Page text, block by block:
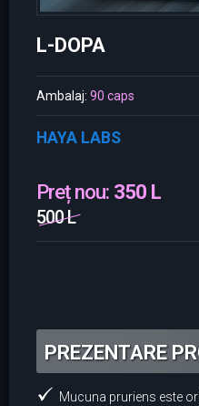
L-DOPA
Ambalaj: 90 caps
HAYA LABS
Preț nou: 350 L
500 L
PREZENTARE
Mucuna pruriens este